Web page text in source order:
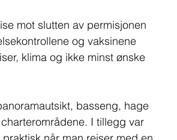
mot slutten av permisjonen
og vaksinene
klima og ikke minst ønske
basseng, hage
I tillegg var